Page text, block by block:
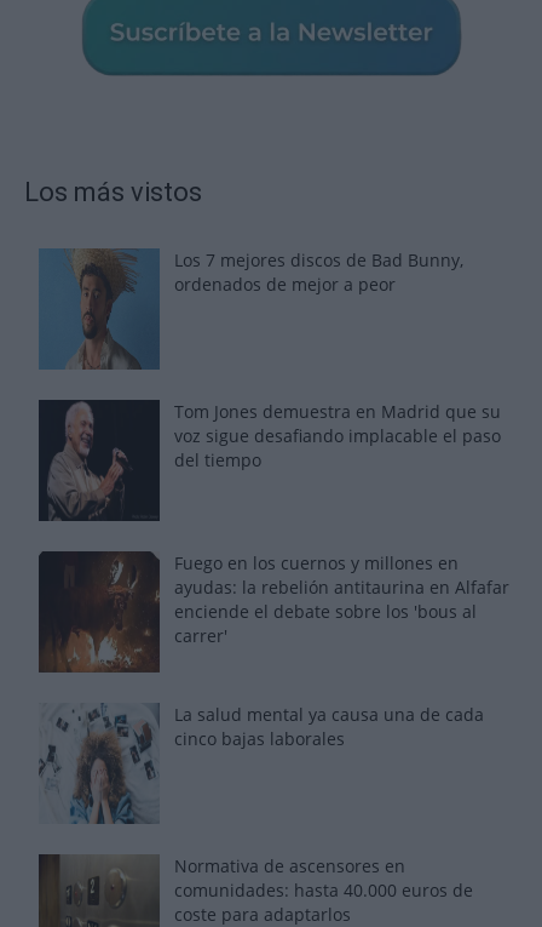
Los más vistos
Los 7 mejores discos de Bad Bunny,
ordenados de mejor a peor
Tom Jones demuestra en Madrid que su
voz sigue desafiando implacable el paso
del tiempo
Fuego en los cuernos y millones en
ayudas: la rebelión antitaurina en Alfafar
enciende el debate sobre los 'bous al
carrer'
La salud mental ya causa una de cada
cinco bajas laborales
Normativa de ascensores en
comunidades: hasta 40.000 euros de
coste para adaptarlos